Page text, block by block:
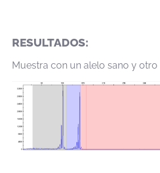
RESULTADOS:
Muestra con un alelo sano y otro